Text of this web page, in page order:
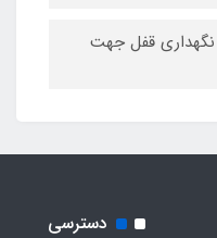
نگهداری قفل جهت
دسترسی